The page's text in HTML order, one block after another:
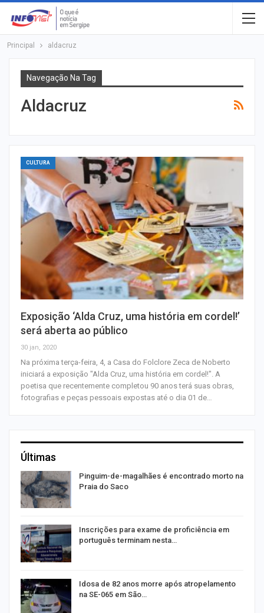
Principal aldacruz
Navegação Na Tag
Aldacruz
CULTURA
Exposição ‘Alda Cruz, uma história em cordel!’
será aberta ao público
30 jan, 2020
Na próxima terça-feira, 4, a Casa do Folclore Zeca de Noberto
iniciará a exposição "Alda Cruz, uma história em cordel!". A
poetisa que recentemente completou 90 anos terá suas obras,
fotografias e peças pessoais expostas até o dia 01 de…
Últimas
Pinguim-de-magalhães é encontrado morto na
Praia do Saco
Inscrições para exame de proficiência em
português terminam nesta…
Idosa de 82 anos morre após atropelamento
na SE-065 em São…